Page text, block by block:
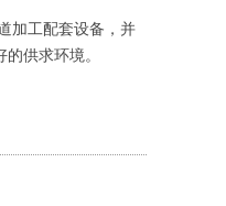
加工配套设备，并
供求环境。